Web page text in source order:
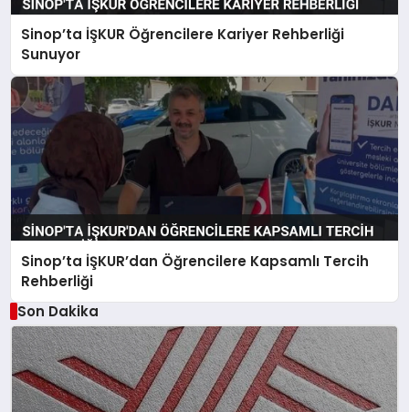
Sinop’ta İŞKUR Öğrencilere Kariyer Rehberliği
Sunuyor
Sinop’ta İŞKUR’dan Öğrencilere Kapsamlı Tercih
Rehberliği
Son Dakika